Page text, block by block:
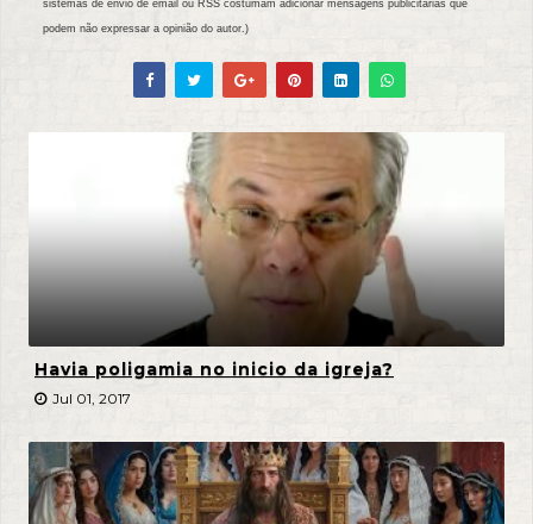
sistemas de envio de email ou RSS costumam adicionar mensagens publicitárias que
podem não expressar a opinião do autor.)
Havia poligamia no inicio da igreja?
Jul 01, 2017